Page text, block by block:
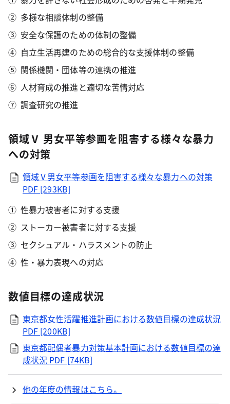
多様な相談体制の整備
安全な保護のための体制の整備
自立生活再建のための総合的な支援体制の整備
関係機関・団体等の連携の推進
人材育成の推進と適切な苦情対応
調査研究の推進
領域Ⅴ 男女平等参画を阻害する様々な暴力
への対策
領域Ⅴ男女平等参画を阻害する様々な暴力への対策
PDF [293KB]
性暴力被害者に対する支援
ストーカー被害者に対する支援
セクシュアル・ハラスメントの防止
性・暴力表現への対応
数値目標の達成状況
東京都女性活躍推進計画における数値目標の達成状況
PDF [200KB]
東京都配偶者暴力対策基本計画における数値目標の達
成状況 PDF [74KB]
他の年度の情報はこちら。